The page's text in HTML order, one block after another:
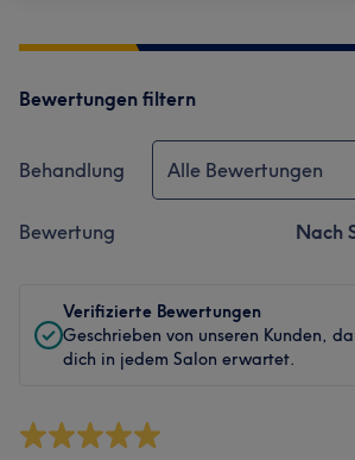
Bewertungen filtern
Behandlung Alle Bewertungen
Bewertung Nach
Verifizierte Bewertungen
Geschrieben von unseren Kunden,
dich in jedem Salon erwartet.